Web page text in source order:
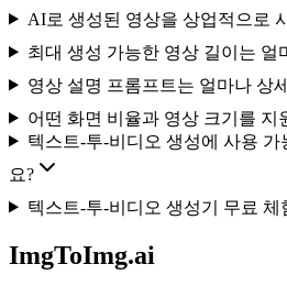
AI로 생성된 영상을 상업적으로
최대 생성 가능한 영상 길이는 얼
영상 설명 프롬프트는 얼마나 상
어떤 화면 비율과 영상 크기를 지
텍스트-투-비디오 생성에 사용
요?
텍스트-투-비디오 생성기 무료 체
ImgToImg.ai